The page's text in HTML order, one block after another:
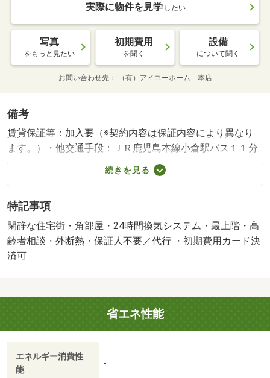
実際に物件を見学 したい
写真
をもっと見たい
初期費用
を聞く
設備
について聞く
お問い合わせ先 （有）アイユーホーム 本店
備考
賃貸保証等：加入要（※契約内容は保証内容により異なり
ます。）・他交通手段：ＪＲ鹿児島本線小倉駅バス１１分
黄金町停歩５分／ＪＲ鹿児島本線西小倉駅バス１３分香春
口停歩６分・★モノレール香春口三萩野駅まで徒歩７分。
ルギー収支ゼロを目指すＺＥＨーＭ（ゼッチ・マンショ
ン）。高性能断熱材と高断熱サッシの使用で断熱性を向
上！・駐輪場：有/ルームクリーニング料 60500円/Ｄ－ｒ
ｏｏｍカードキー設定料 16500円/ＩＣロック電池 2750円
続きを見る
特記事項
閑静な住宅街・角部屋・24時間換気システム・最上階・高
齢者相談・外断熱・保証人不要／代行 ・初期費用カード決
済可
省エネ性能
エネルギー消費性
能
-